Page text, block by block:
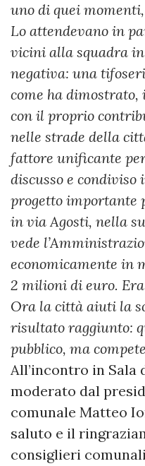
uno di quei
Lo attendevano in
vicini alla squadra
negativa: una
come ha
con il proprio
nelle strade della
fattore unificante
discusso e condiviso
progetto importante
in via Agosti, nella
vede
economicamente in
2 milioni di euro.
Ora la città aiuti la
risultato raggiunto:
pubblico, ma
All’incontro in Sala
moderato dal
comunale Matteo
saluto e il
consiglieri